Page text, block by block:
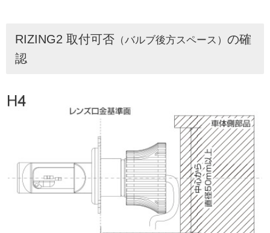
RIZING2 取付可否 （バルブ後方スペース） の確
認